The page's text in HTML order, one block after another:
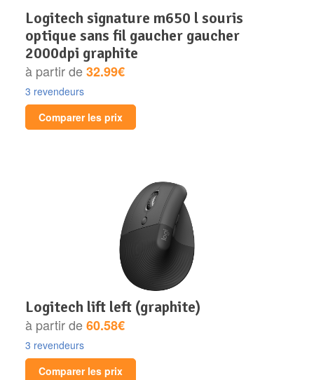
logitech signature m650 l souris
optique sans fil gaucher gaucher
2000dpi graphite
à partir de32.99€
3 revendeurs
Comparer les prix
logitech lift left (graphite)
à partir de60.58€
3 revendeurs
Comparer les prix